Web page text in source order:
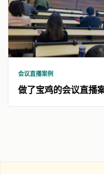
会议直播案例
做了宝鸡的会议直播